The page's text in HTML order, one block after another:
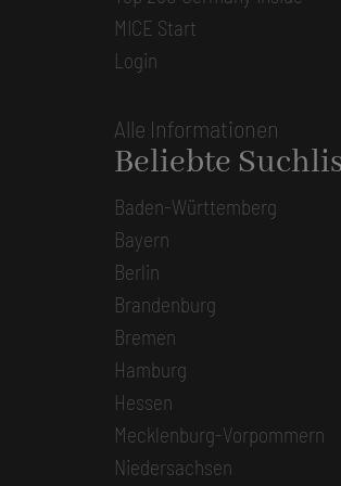
MICE Start
Login
Alle Informationen
Beliebte
Baden-Württemberg
Bayern
Berlin
Brandenburg
Bremen
Hamburg
Hessen
Mecklenburg-Vorpommern
Niedersachsen